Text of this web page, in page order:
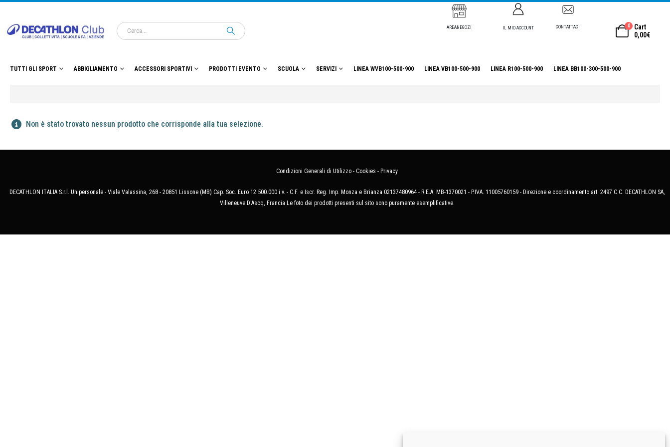
AREANEGOZI IL MIO ACCOUNT CONTATTACI 0
Cart
0,00€
TUTTI GLI SPORT ABBIGLIAMENTO ACCESSORI SPORTIVI PRODOTTI EVENTO SCUOLA SERVIZI LINEA WVB100-500-900 LINEA VB100-500-900 LINEA R100-500-900 LINEA BB100-300-500-900
Non è stato trovato nessun prodotto che corrisponde alla tua selezione.
Condizioni Generali di Utilizzo - Cookies - Privacy
DECATHLON ITALIA S.r.l. Unipersonale - Viale Valassina, 268 - 20851 Lissone (MB) Cap. Soc. Euro 12.500.000 i.v. - C.F. e Iscr. Reg. Imp. Monza e Brianza 02137480964 - R.E.A. MB-1370021 - P.IVA. 11005760159 - Direzione e coordinamento art. 2497 C.C. DECATHLON SA,
Villeneuve D'Ascq, Francia Le foto dei prodotti presenti sul sito sono puramente esemplificative.